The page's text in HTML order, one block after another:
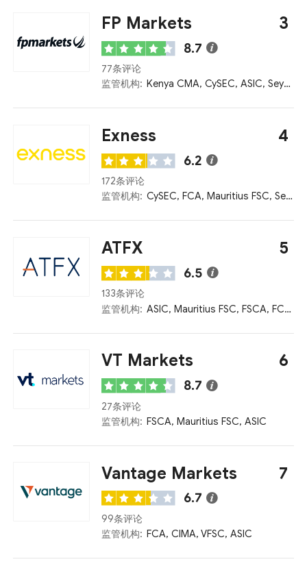
FP Markets 3
8.7
77条评论
监管机构:
Kenya CMA, CySEC, ASIC, Seychelles FSA, FSCA
Exness 4
6.2
172条评论
监管机构:
CySEC, FCA, Mauritius FSC, Seychelles FSA, FSCA
ATFX 5
6.5
133条评论
监管机构:
ASIC, Mauritius FSC, FSCA, FCA, CySEC, Colombia SFC, Seychelles FSA, SFC, SERC, UAE CMA
VT Markets 6
8.7
27条评论
监管机构: FSCA, Mauritius FSC, ASIC
Vantage Markets 7
6.7
99条评论
监管机构: FCA, CIMA, VFSC, ASIC